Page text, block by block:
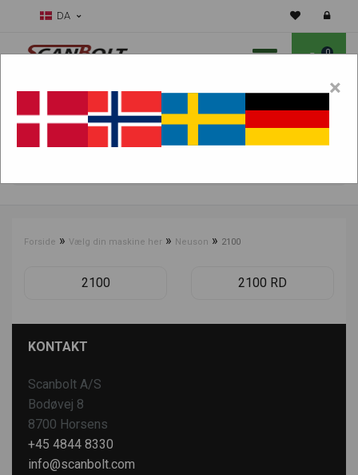
DA
0
Forside » Vælg din maskine her » Neuson » 2100
2100 2100 RD
KONTAKT
Scanbolt A/S
Bodøvej 8
8700 Horsens
+45 4844 8330
info@scanbolt.com
×